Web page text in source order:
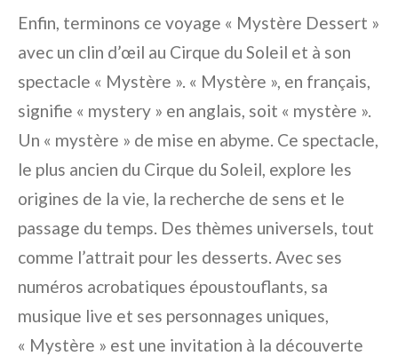
Enfin, terminons ce voyage « Mystère Dessert »
avec un clin d’œil au Cirque du Soleil et à son
spectacle « Mystère ». « Mystère », en français,
signifie « mystery » en anglais, soit « mystère ».
Un « mystère » de mise en abyme. Ce spectacle,
le plus ancien du Cirque du Soleil, explore les
origines de la vie, la recherche de sens et le
passage du temps. Des thèmes universels, tout
comme l’attrait pour les desserts. Avec ses
numéros acrobatiques époustouflants, sa
musique live et ses personnages uniques,
« Mystère » est une invitation à la découverte